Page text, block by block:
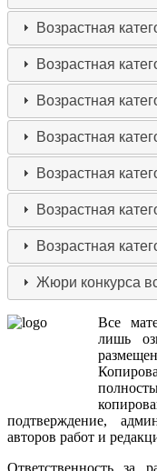
Возрастная
Возрастная
Возрастная
Возрастная
Возрастная
Возрастная
Возрастная
Жюри конкурса
Все
лишь
подтверждение,
авторов работ и
Ответственность
за